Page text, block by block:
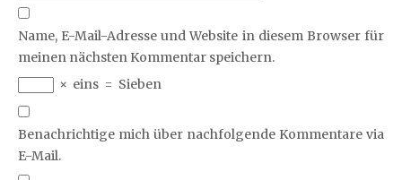
Name, E-Mail-Adresse und Website in diesem Browser für
meinen nächsten Kommentar speichern.
× eins = Sieben
Benachrichtige mich über nachfolgende Kommentare via
E-Mail.